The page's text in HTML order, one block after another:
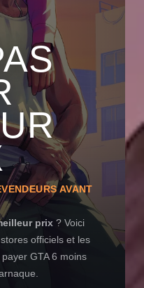
AVANT
prix? Voici
officiels et les
GTA 6 moins